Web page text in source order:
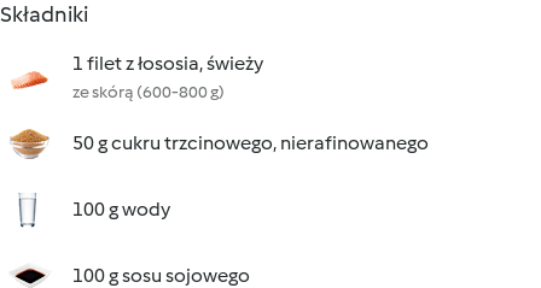
Składniki
1 filet z łososia, świeży
ze skórą (600-800 g)
50 g cukru trzcinowego, nierafinowanego
100 g wody
100 g sosu sojowego